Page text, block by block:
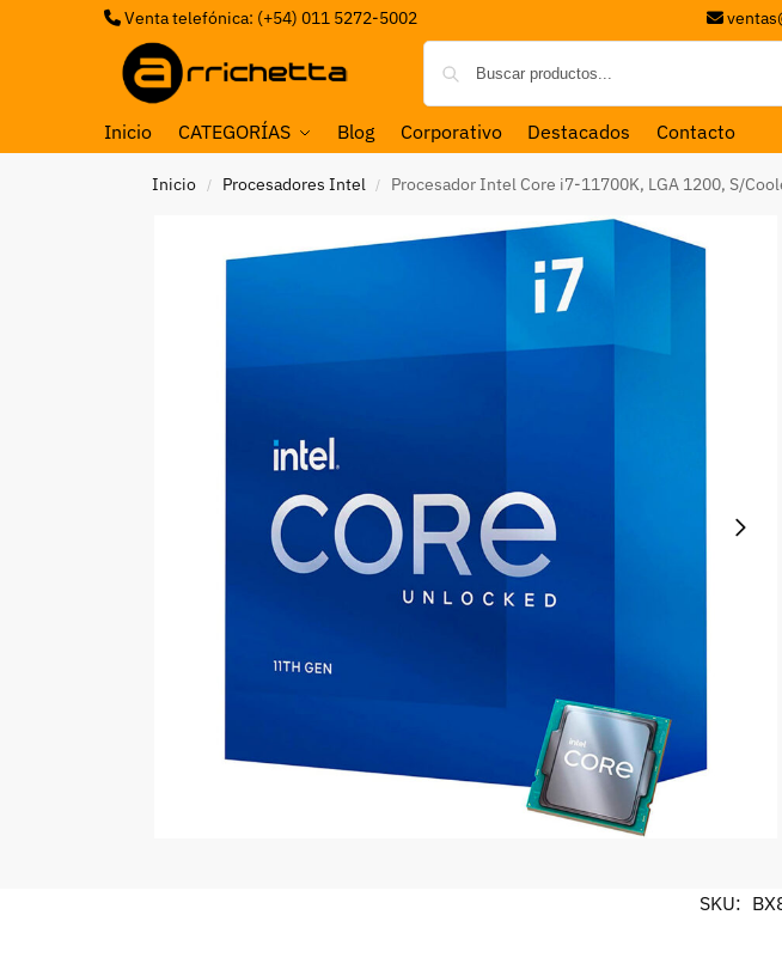
Venta telefónica: (+54) 011 5272-5002
Inicio CATEGORÍAS Blog Corporativo Destacados Contacto
Inicio / Procesadores Intel / Procesador Intel Core i7-11700K, LGA 1200, S/
SKU: